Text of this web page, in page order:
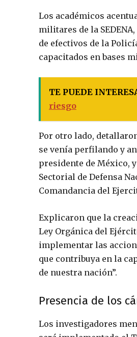
Los académicos
militares de la
de efectivos de la
capacitados en bases
TE PUEDE
riesgo
Por otro lado,
se venía perfilando y
presidente de México,
Sectorial de Defensa
Comandancia del
Explicaron que la
Ley Orgánica del
implementar las
que contribuya en la
de nuestra nación”.
Presencia de los
Los investigadores